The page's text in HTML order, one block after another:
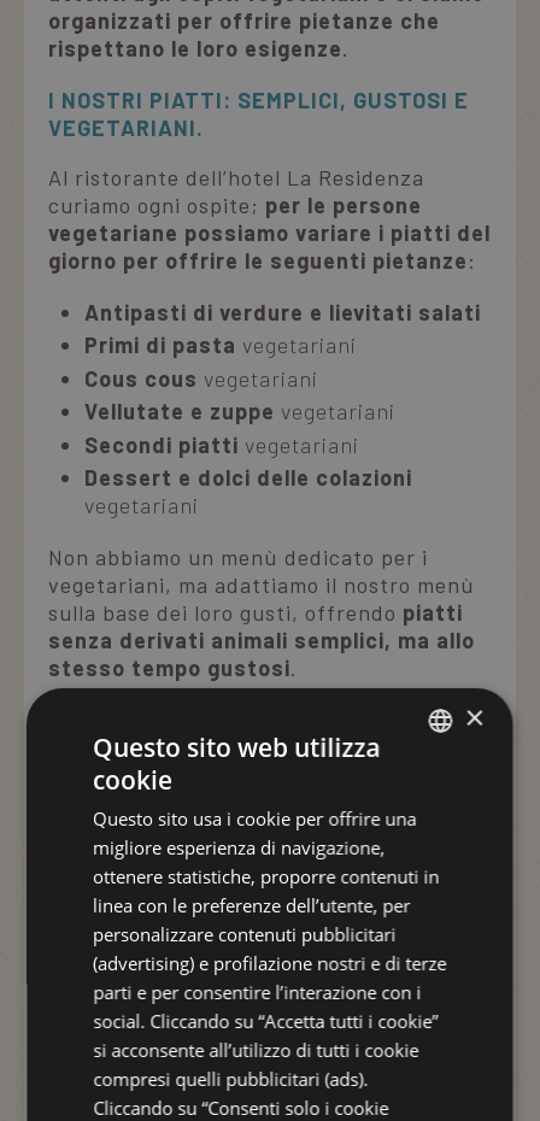
organizzati per offrire pietanze che
rispettano le loro esigenze.
I NOSTRI PIATTI: SEMPLICI, GUSTOSI E
VEGETARIANI.
Al ristorante dell’hotel La Residenza
curiamo ogni ospite; per le persone
vegetariane possiamo variare i piatti del
giorno per offrire le seguenti pietanze:
Antipasti di verdure e lievitati salati
Primi di pasta vegetariani
Cous cous vegetariani
Vellutate e zuppe vegetariani
Secondi piatti vegetariani
Dessert e dolci delle colazioni
vegetariani
Non abbiamo un menù dedicato per i
vegetariani, ma adattiamo il nostro menù
sulla base dei loro gusti, offrendo piatti
senza derivati animali semplici, ma allo
stesso tempo gustosi.
vegetariani, potrai vivere una vacanza
serena e gustosa
per farti vivere un'esperienza culinaria
senza pensieri!
celiaco o intollerante a lattosio
lievito,uova o altro?Nessun problema
Comunicalo al momento della
prenotazione; ci prenderemo cura delle
tue esigenze preparando piatti semplici e
gustosi appositamente per te.
ENGLISH
FRENCH
×
Questo sito web utilizza
cookie
Questo sito usa i cookie per offrire una
migliore esperienza di navigazione,
ottenere statistiche, proporre contenuti in
linea con le preferenze dell’utente, per
personalizzare contenuti pubblicitari
(advertising) e profilazione nostri e di terze
parti e per consentire l’interazione con i
social. Cliccando su “Accetta tutti i cookie”
si acconsente all’utilizzo di tutti i cookie
compresi quelli pubblicitari (ads).
Cliccando su “Consenti solo i cookie